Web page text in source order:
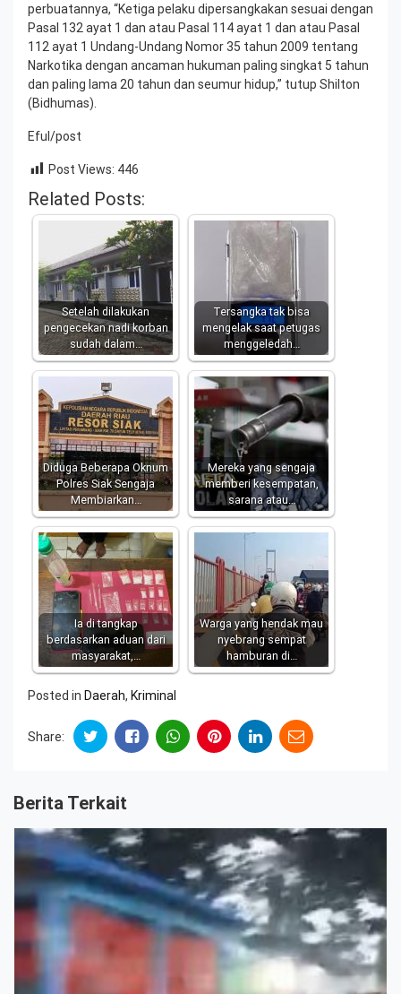
perbuatannya, “Ketiga pelaku dipersangkakan sesuai dengan
Pasal 132 ayat 1 dan atau Pasal 114 ayat 1 dan atau Pasal
112 ayat 1 Undang-Undang Nomor 35 tahun 2009 tentang
Narkotika dengan ancaman hukuman paling singkat 5 tahun
dan paling lama 20 tahun dan seumur hidup,” tutup Shilton
(Bidhumas).
Eful/post
Post Views: 446
Related Posts:
Setelah dilakukan
pengecekan nadi korban
sudah dalam…
Tersangka tak bisa
mengelak saat petugas
menggeledah…
Diduga Beberapa Oknum
Polres Siak Sengaja
Membiarkan…
Mereka yang sengaja
memberi kesempatan,
sarana atau…
Ia di tangkap
berdasarkan aduan dari
masyarakat,…
Warga yang hendak mau
nyebrang sempat
hamburan di…
Posted in Daerah, Kriminal
Share:
Berita Terkait